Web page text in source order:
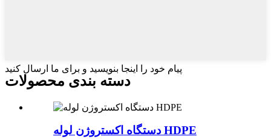
پیام خود را اینجا بنویسید و برای ما ارسال کنید
دسته بندی محصولات
دستگاه اکستروژن لوله HDPE